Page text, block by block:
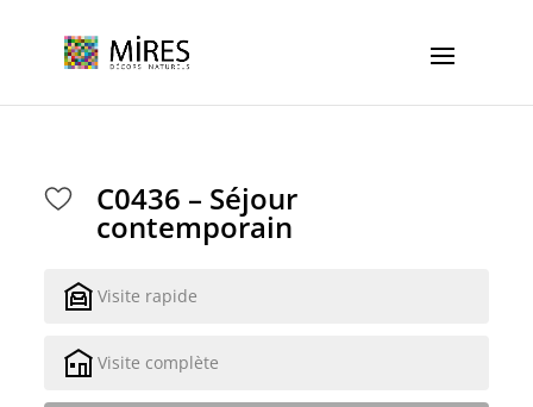
C0436 – Séjour
contemporain
Visite rapide
Visite complète